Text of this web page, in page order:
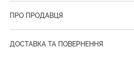
ПРО ПРОДАВЦЯ
ДОСТАВКА ТА ПОВЕРНЕННЯ